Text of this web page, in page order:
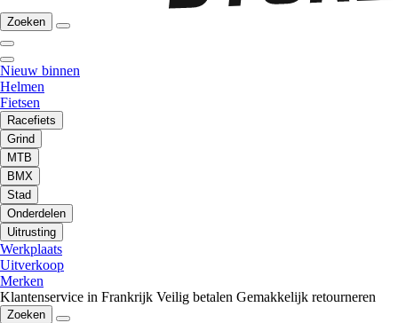
Zoeken
Nieuw binnen
Helmen
Fietsen
Racefiets
Grind
MTB
BMX
Stad
Onderdelen
Uitrusting
Werkplaats
Uitverkoop
Merken
Klantenservice in Frankrijk Veilig betalen Gemakkelijk retourneren
Zoeken